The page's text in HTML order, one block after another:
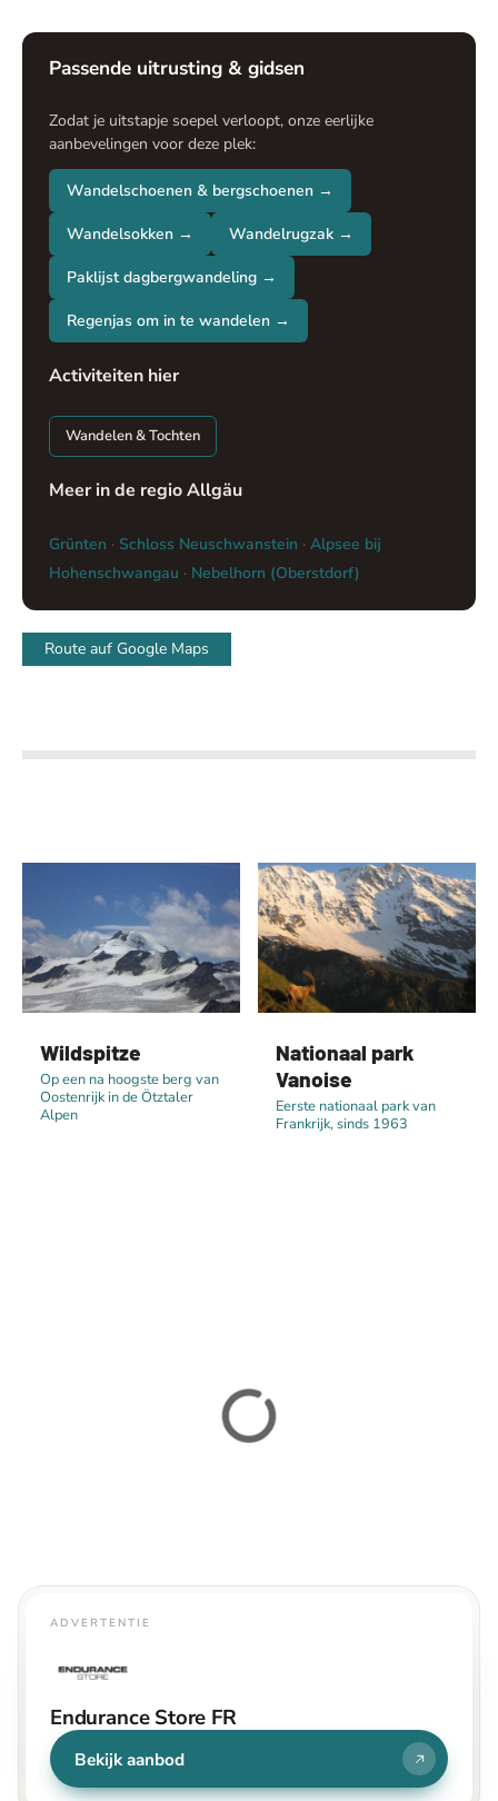
Passende uitrusting & gidsen
Zodat je uitstapje soepel verloopt, onze eerlijke
aanbevelingen voor deze plek:
Wandelschoenen & bergschoenen →
Wandelsokken → Wandelrugzak →
Paklijst dagbergwandeling →
Regenjas om in te wandelen →
Activiteiten hier
Wandelen & Tochten
Meer in de regio Allgäu
Grünten · Schloss Neuschwanstein · Alpsee bij
Hohenschwangau · Nebelhorn (Oberstdorf)
Route auf Google Maps
Wildspitze
Op een na hoogste berg van
Oostenrijk in de Ötztaler
Alpen
Nationaal park
Vanoise
Eerste nationaal park van
Frankrijk, sinds 1963
ADVERTENTIE
Endurance Store FR
Bekijk aanbod